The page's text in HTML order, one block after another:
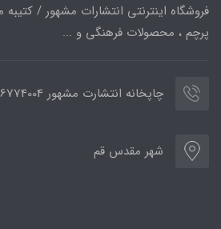
فروشگاه اینترنتی انتشارات مشهور /
پرچم ، محصولات فرهنگی و ...
چاپخانه انتشارت مشهور 09386774004
شهر مقدس قم